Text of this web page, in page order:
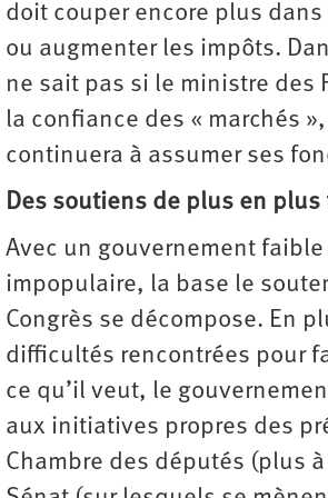
doit couper encore plus
ou augmenter les impôts.
ne sait pas si le ministre des
la confiance des « marchés »,
continuera à assumer ses
Des soutiens de plus en
Avec un gouvernement faible
impopulaire, la base le
Congrès se décompose. En
difficultés rencontrées pour
ce qu’il veut, le
aux initiatives propres des
Chambre des députés (plus